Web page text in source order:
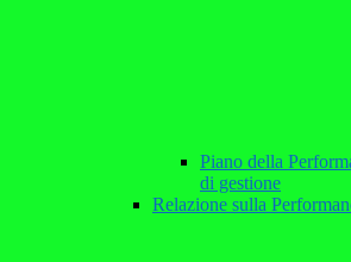
Piano della
di gestione
Relazione sulla